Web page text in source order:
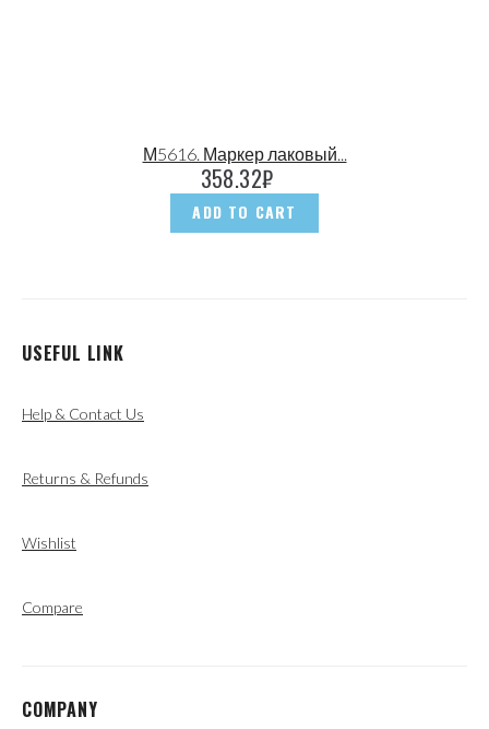
М5616. Маркер лаковый...
358.32₽
ADD TO CART
USEFUL LINK
Help & Contact Us
Returns & Refunds
Wishlist
Compare
COMPANY